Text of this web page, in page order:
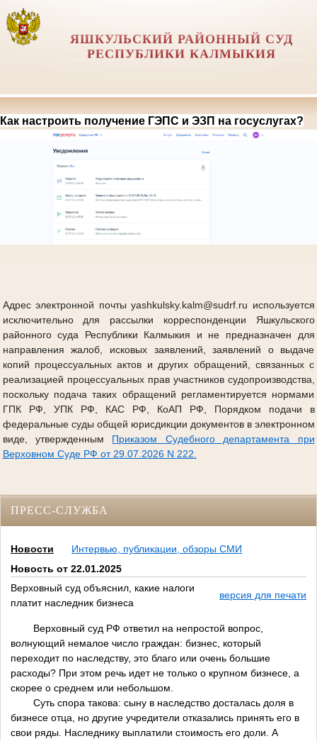
ЯШКУЛЬСКИЙ РАЙОННЫЙ СУД
РЕСПУБЛИКИ КАЛМЫКИЯ
Как настроить получение ГЭПС и ЭЗП на госуслугах?
Адрес электронной почты yashkulsky.kalm@sudrf.ru используется
исключительно для рассылки корреспонденции Яшкульского
районного суда Республики Калмыкия и не предназначен для
направления жалоб, исковых заявлений, заявлений о выдаче
копий процессуальных актов и других обращений, связанных с
реализацией процессуальных прав участников судопроизводства,
поскольку подача таких обращений регламентируется нормами
ГПК РФ, УПК РФ, КАС РФ, КоАП РФ, Порядком подачи в
федеральные суды общей юрисдикции документов в электронном
виде, утвержденным Приказом Судебного департамента при
Верховном Суде РФ от 29.07.2026 N 222.
ПРЕСС-СЛУЖБА
Новости
Интервью, публикации, обзоры СМИ
Новость от 22.01.2025
Верховный суд объяснил, какие налоги
платит наследник бизнеса
версия для печати
Верховный суд РФ ответил на непростой вопрос,
волнующий немалое число граждан: бизнес, который
переходит по наследству, это благо или очень большие
расходы? При этом речь идет не только о крупном бизнесе, а
скорее о среднем или небольшом.
Суть спора такова: сыну в наследство досталась доля в
бизнесе отца, но другие учредители отказались принять его в
свои ряды. Наследнику выплатили стоимость его доли. А